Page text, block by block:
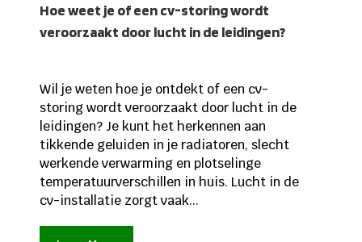
Hoe weet je of een cv-storing wordt
veroorzaakt door lucht in de leidingen?
Wil je weten hoe je ontdekt of een cv-
storing wordt veroorzaakt door lucht in de
leidingen? Je kunt het herkennen aan
tikkende geluiden in je radiatoren, slecht
werkende verwarming en plotselinge
temperatuurverschillen in huis. Lucht in de
cv-installatie zorgt vaak...